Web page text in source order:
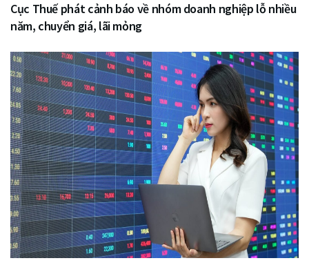
Cục Thuế phát cảnh báo về nhóm doanh nghiệp lỗ nhiều
năm, chuyển giá, lãi mỏng